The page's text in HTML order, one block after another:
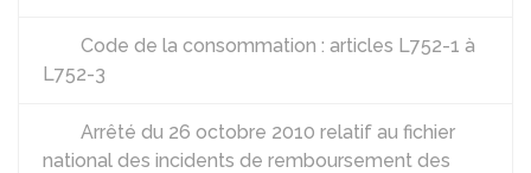
Code de la consommation : articles L752-1 à
L752-3
Arrêté du 26 octobre 2010 relatif au fichier
national des incidents de remboursement des